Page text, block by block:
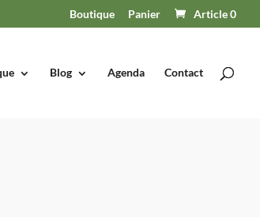
Boutique Panier Article 0
Blog Agenda Contact